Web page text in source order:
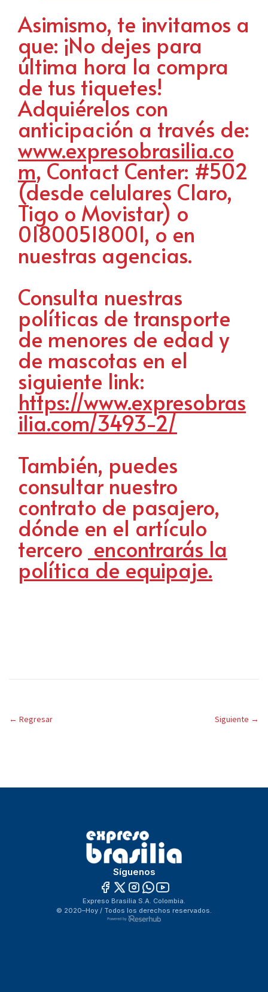
Asimismo, te invitamos a
que: ¡No dejes para
última hora la compra
de tus tiquetes!
Adquiérelos con
anticipación a través de:
www.expresobrasilia.co
m, Contact Center: #502
(desde celulares Claro,
Tigo o Movistar) o
01800518001, o en
nuestras agencias.
Consulta nuestras
políticas de transporte
de menores de edad y
de mascotas en el
siguiente link:
https://www.expresobras
ilia.com/3493-2/
También, puedes
consultar nuestro
contrato de pasajero,
dónde en el artículo
tercero encontrarás la
política de equipaje.
← Regresar Siguiente →
Síguenos
Expreso Brasilia S.A. Colombia.
© 2020–Hoy / Todos los derechos reservados.